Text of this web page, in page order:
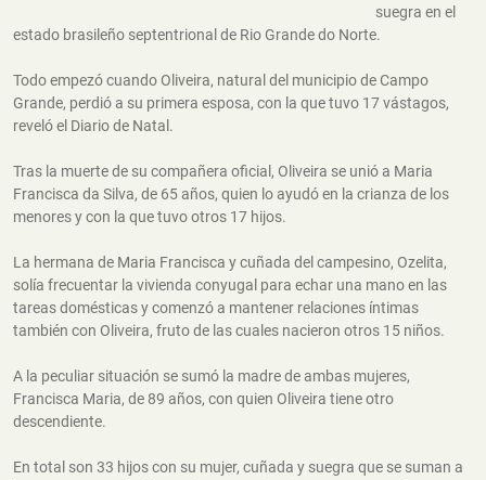
suegra en el
estado brasileño septentrional de Rio Grande do Norte.
Todo empezó cuando Oliveira, natural del municipio de Campo
Grande, perdió a su primera esposa, con la que tuvo 17 vástagos,
reveló el Diario de Natal.
Tras la muerte de su compañera oficial, Oliveira se unió a Maria
Francisca da Silva, de 65 años, quien lo ayudó en la crianza de los
menores y con la que tuvo otros 17 hijos.
La hermana de Maria Francisca y cuñada del campesino, Ozelita,
solía frecuentar la vivienda conyugal para echar una mano en las
tareas domésticas y comenzó a mantener relaciones íntimas
también con Oliveira, fruto de las cuales nacieron otros 15 niños.
A la peculiar situación se sumó la madre de ambas mujeres,
Francisca Maria, de 89 años, con quien Oliveira tiene otro
descendiente.
En total son 33 hijos con su mujer, cuñada y suegra que se suman a